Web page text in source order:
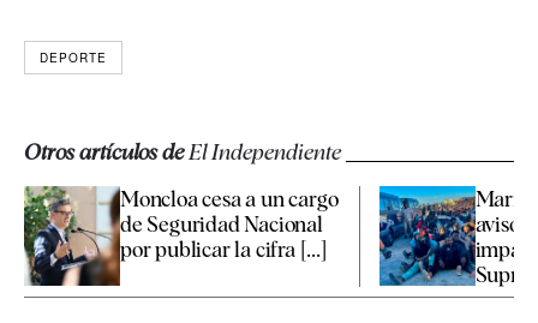
DEPORTE
Otros artículos deEl Independiente
Moncloa cesa a un cargo
de Seguridad Nacional
por publicar la cifra [...]
avisó